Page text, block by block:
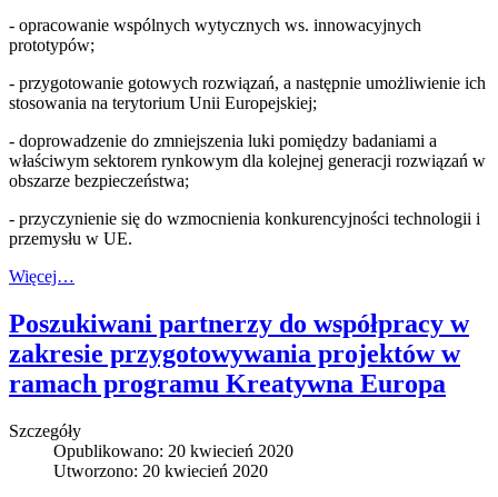
- opracowanie wspólnych wytycznych ws. innowacyjnych
prototypów;
- przygotowanie gotowych rozwiązań, a następnie umożliwienie ich
stosowania na terytorium Unii Europejskiej;
- doprowadzenie do zmniejszenia luki pomiędzy badaniami a
właściwym sektorem rynkowym dla kolejnej generacji rozwiązań w
obszarze bezpieczeństwa;
- przyczynienie się do wzmocnienia konkurencyjności technologii i
przemysłu w UE.
Więcej…
Poszukiwani partnerzy do współpracy w
zakresie przygotowywania projektów w
ramach programu Kreatywna Europa
Szczegóły
Opublikowano: 20 kwiecień 2020
Utworzono: 20 kwiecień 2020